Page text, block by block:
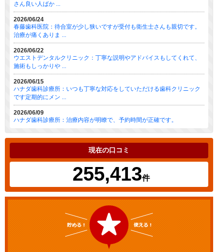
さん良い人ばか ...
2026/06/24
春藤歯科医院：待合室が少し狭いですが受付も衛生士さんも親切です。
治療が痛くありま ...
2026/06/22
ウエストデンタルクリニック：丁寧な説明やアドバイスもしてくれて、
施術もしっかりや ...
2026/06/15
ハナダ歯科診療所：いつも丁寧な対応をしていただける歯科クリニック
です定期的にメン ...
2026/06/09
ハナダ歯科診療所：治療内容が明瞭で、予約時間が正確です。
現在の口コミ
255,413件